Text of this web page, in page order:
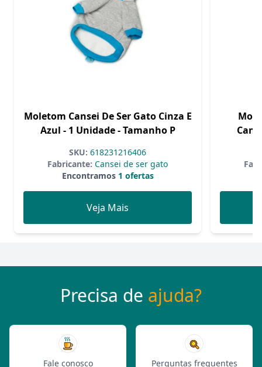
Moletom Cansei De Ser Gato Cinza E
Azul - 1 Unidade - Tamanho P
SKU: 618231216406
Fabricante: Cansei de ser gato
Encontramos1 ofertas
Veja Mais
Precisa de ajuda?
Fale conosco Perguntas frequentes